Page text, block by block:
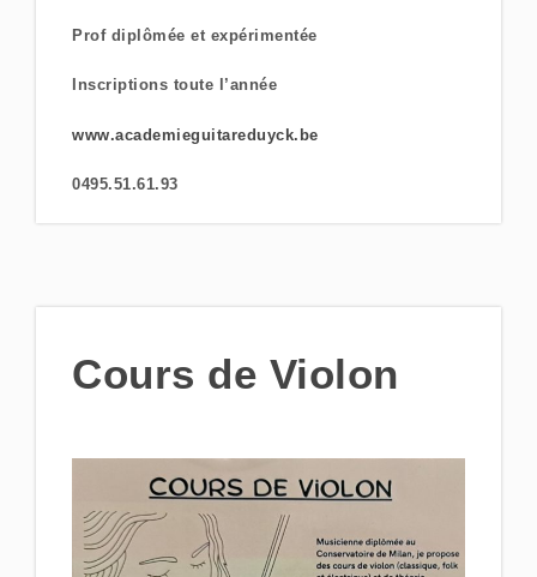
Prof diplômée et expérimentée
Inscriptions toute l’année
www.academieguitareduyck.be
0495.51.61.93
Cours de Violon